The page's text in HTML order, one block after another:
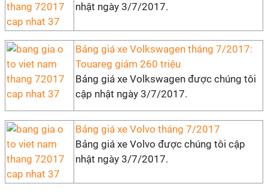
nhật ngày 3/7/2017.
Bảng giá xe Volkswagen tháng 7/2017:
Touareg giảm 260 triệu
Bảng giá xe Volkswagen được chúng tôi
cập nhật ngày 3/7/2017.
Bảng giá xe Volvo tháng 7/2017
Bảng giá xe Volvo được chúng tôi cập
nhật ngày 3/7/2017.